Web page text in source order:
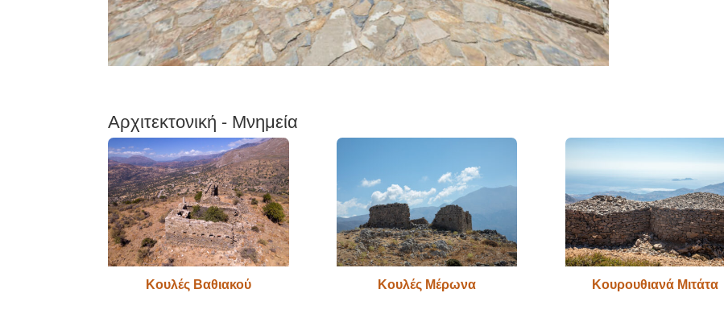
Αρχιτεκτονική - Μνημεία
Κουλές Βαθιακού Κουλές Μέρωνα Κουρουθιανά Μιτάτα